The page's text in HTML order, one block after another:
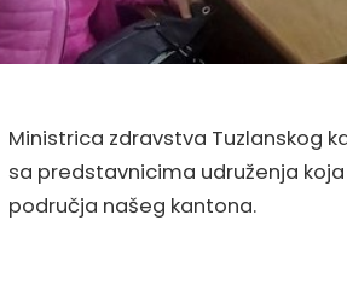
Ministrica zdravstva Tuzlanskog
sa predstavnicima udruženja
područja našeg kantona.